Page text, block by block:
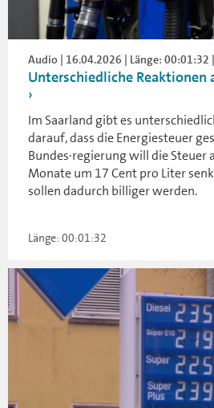
Audio | 16.04.2026 | Länge: 00:01:32 |
Unterschiedliche Reaktionen
Im Saarland gibt es
darauf, dass die Energiesteuer
Bundes·regierung will die
Monate um 17 Cent pro Liter
sollen dadurch billiger werden.
Länge: 00:01:32